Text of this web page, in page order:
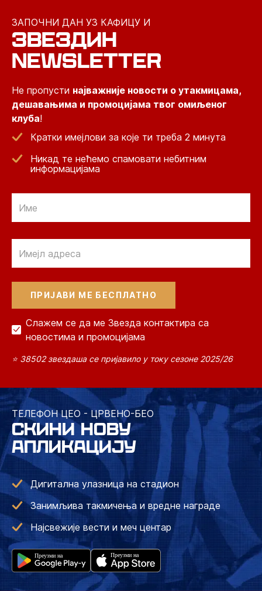
ЗАПОЧНИ ДАН УЗ КАФИЦУ И
ЗВЕЗДИН
NEWSLETTER
Не пропусти најважније новости о утакмицама,
дешавањима и промоцијама твог омиљеног
клуба!
Кратки имејлови за које ти треба 2 минута
Никад те нећемо спамовати небитним
информацијама
Слажем се да ме Звезда контактира са
новостима и промоцијама
⭐ 38502 звездаша се пријавило у току сезоне 2025/26
ТЕЛЕФОН ЦЕО - ЦРВЕНО-БЕО
СКИНИ НОВУ
АПЛИКАЦИЈУ
Дигитална улазница на стадион
Занимљива такмичења и вредне награде
Најсвежије вести и меч центар